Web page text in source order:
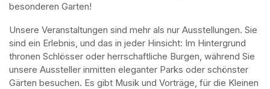
besonderen Garten!
Unsere Veranstaltungen sind mehr als nur Ausstellungen. Sie
sind ein Erlebnis, und das in jeder Hinsicht: Im Hintergrund
thronen Schlösser oder herrschaftliche Burgen, während Sie
unsere Aussteller inmitten eleganter Parks oder schönster
Gärten besuchen. Es gibt Musik und Vorträge, für die Kleinen